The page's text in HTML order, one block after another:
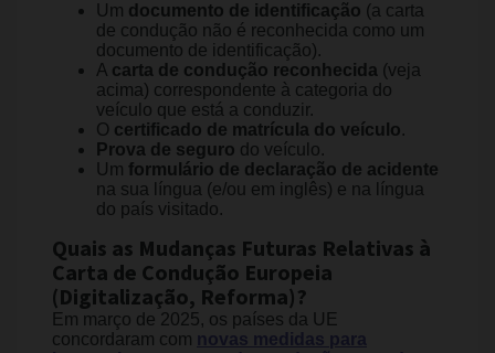
Um documento de identificação (a carta
de condução não é reconhecida como um
documento de identificação).
A carta de condução reconhecida (veja
acima) correspondente à categoria do
veículo que está a conduzir.
O certificado de matrícula do veículo.
Prova de seguro do veículo.
Um formulário de declaração de acidente
na sua língua (e/ou em inglês) e na língua
do país visitado.
Quais as Mudanças Futuras Relativas à
Carta de Condução Europeia
(Digitalização, Reforma)?
Em março de 2025, os países da UE
concordaram com novas medidas para